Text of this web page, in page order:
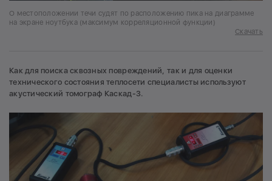
О местоположении течи судят по расположению пика на диаграмме
на экране ноутбука (максимум корреляционной функции)
Скачать
Как для поиска сквозных повреждений, так и для оценки
технического состояния теплосети специалисты используют
акустический томограф Каскад-3.